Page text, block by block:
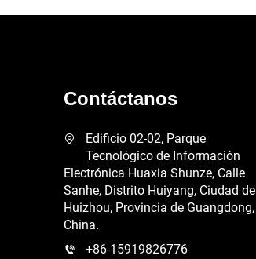
Contáctanos
Edificio 02-02, Parque
Tecnológico de Información
Electrónica Huaxia Shunze, Calle
Sanhe, Distrito Huiyang, Ciudad de
Huizhou, Provincia de Guangdong,
China.
+86-15919826776